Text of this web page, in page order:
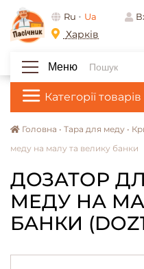
Ru Ua
Харків
Категорії товарів
Меню
Головна • Тара для меду •
меду на малу та велику банки
ДОЗАТОР
МЕДУ НА
БАНКИ